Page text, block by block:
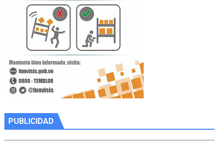
PUBLICIDAD